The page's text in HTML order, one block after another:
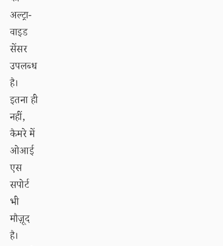
अल्ट्रा-
वाइड
सेंसर
उपलब्ध
है।
इतना ही
नहीं,
कैमरे में
ओआई
एस
सपोर्ट
भी
मौज़ूद
है।